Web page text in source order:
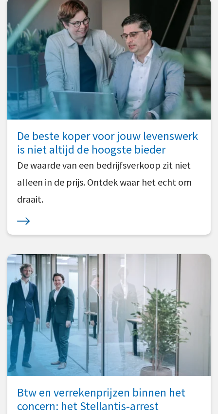
De beste koper voor jouw levenswerk
is niet altijd de hoogste bieder
De waarde van een bedrijfsverkoop zit niet
alleen in de prijs. Ontdek waar het echt om
draait.
Btw en verrekenprijzen binnen het
concern: het Stellantis-arrest